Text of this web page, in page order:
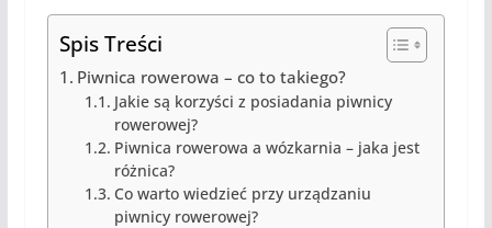
Spis Treści
Piwnica rowerowa – co to takiego?
Jakie są korzyści z posiadania piwnicy
rowerowej?
Piwnica rowerowa a wózkarnia – jaka jest
różnica?
Co warto wiedzieć przy urządzaniu
piwnicy rowerowej?